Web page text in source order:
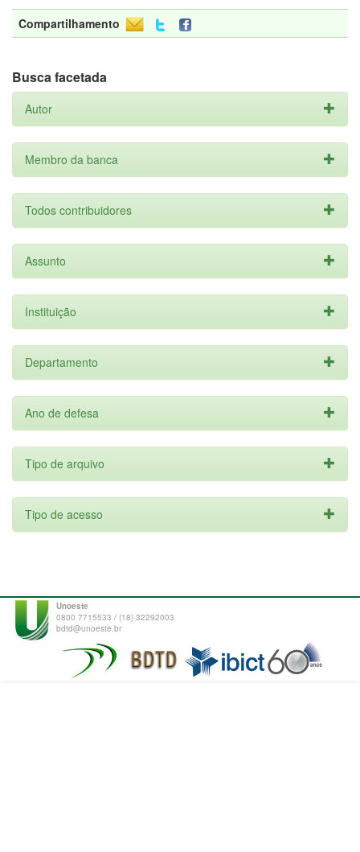
Compartilhamento
Busca facetada
Autor
Membro da banca
Todos contribuidores
Assunto
Instituição
Departamento
Ano de defesa
Tipo de arquivo
Tipo de acesso
Unoeste
0800 7715533 / (18) 32292003
bdtd@unoeste.br